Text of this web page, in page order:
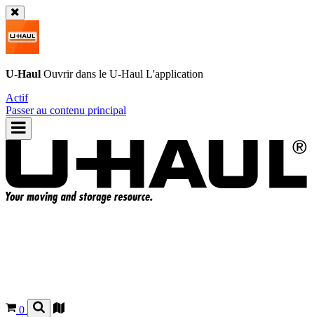
U-Haul Ouvrir dans le U-Haul L'application
Actif
Passer au contenu principal
0